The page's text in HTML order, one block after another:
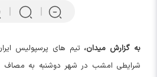
به گزارش میدان،تیم های پرسپولیس ایران
شرایطی امشب در شهر دوشنبه به مصاف